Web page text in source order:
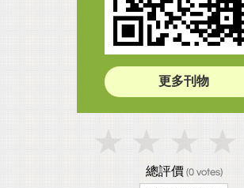
更多刊物
總評價 (0votes)